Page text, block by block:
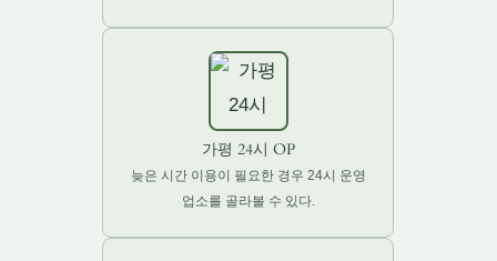
가평 24시 OP
늦은 시간 이용이 필요한 경우 24시 운영
업소를 골라볼 수 있다.